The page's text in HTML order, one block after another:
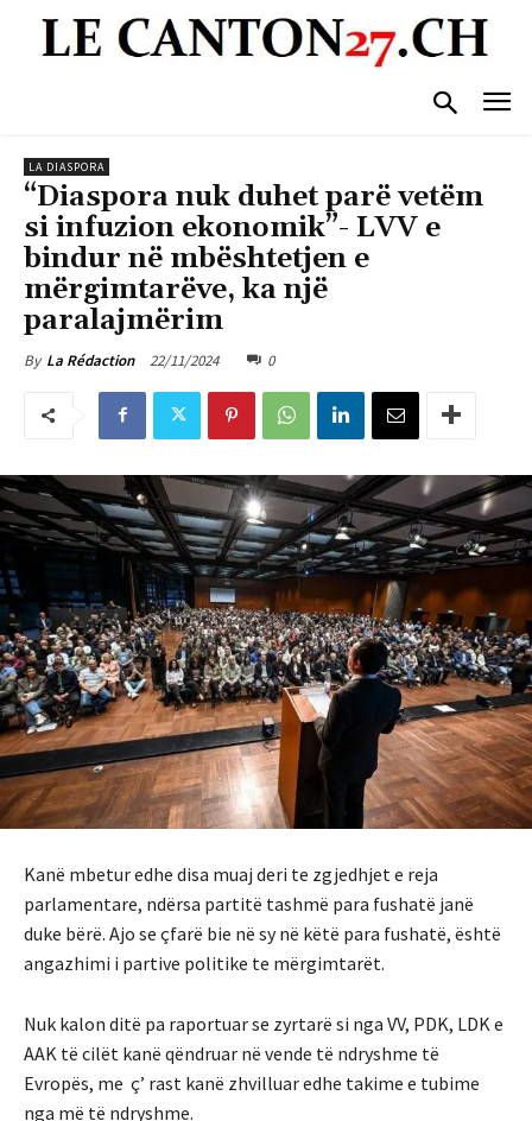
LA DIASPORA
“Diaspora nuk duhet parë vetëm
si infuzion ekonomik”- LVV e
bindur në mbështetjen e
mërgimtarëve, ka një
paralajmërim
By La Rédaction 22/11/2024 0
Kanë mbetur edhe disa muaj deri te zgjedhjet e reja
parlamentare, ndërsa partitë tashmë para fushatë janë
duke bërë. Ajo se çfarë bie në sy në këtë para fushatë, është
angazhimi i partive politike te mërgimtarët.
Nuk kalon ditë pa raportuar se zyrtarë si nga VV, PDK, LDK e
AAK të cilët kanë qëndruar në vende të ndryshme të
Evropës, me ç’ rast kanë zhvilluar edhe takime e tubime
nga më të ndryshme.